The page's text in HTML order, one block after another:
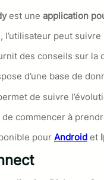
est une application
l’utilisateur peut
des conseils sur la
d’une base de
de suivre
commencer à
pour Android et